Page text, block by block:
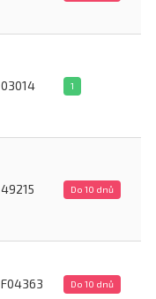
03014 1
49215 Do 10 dnů
F04363 Do 10 dnů